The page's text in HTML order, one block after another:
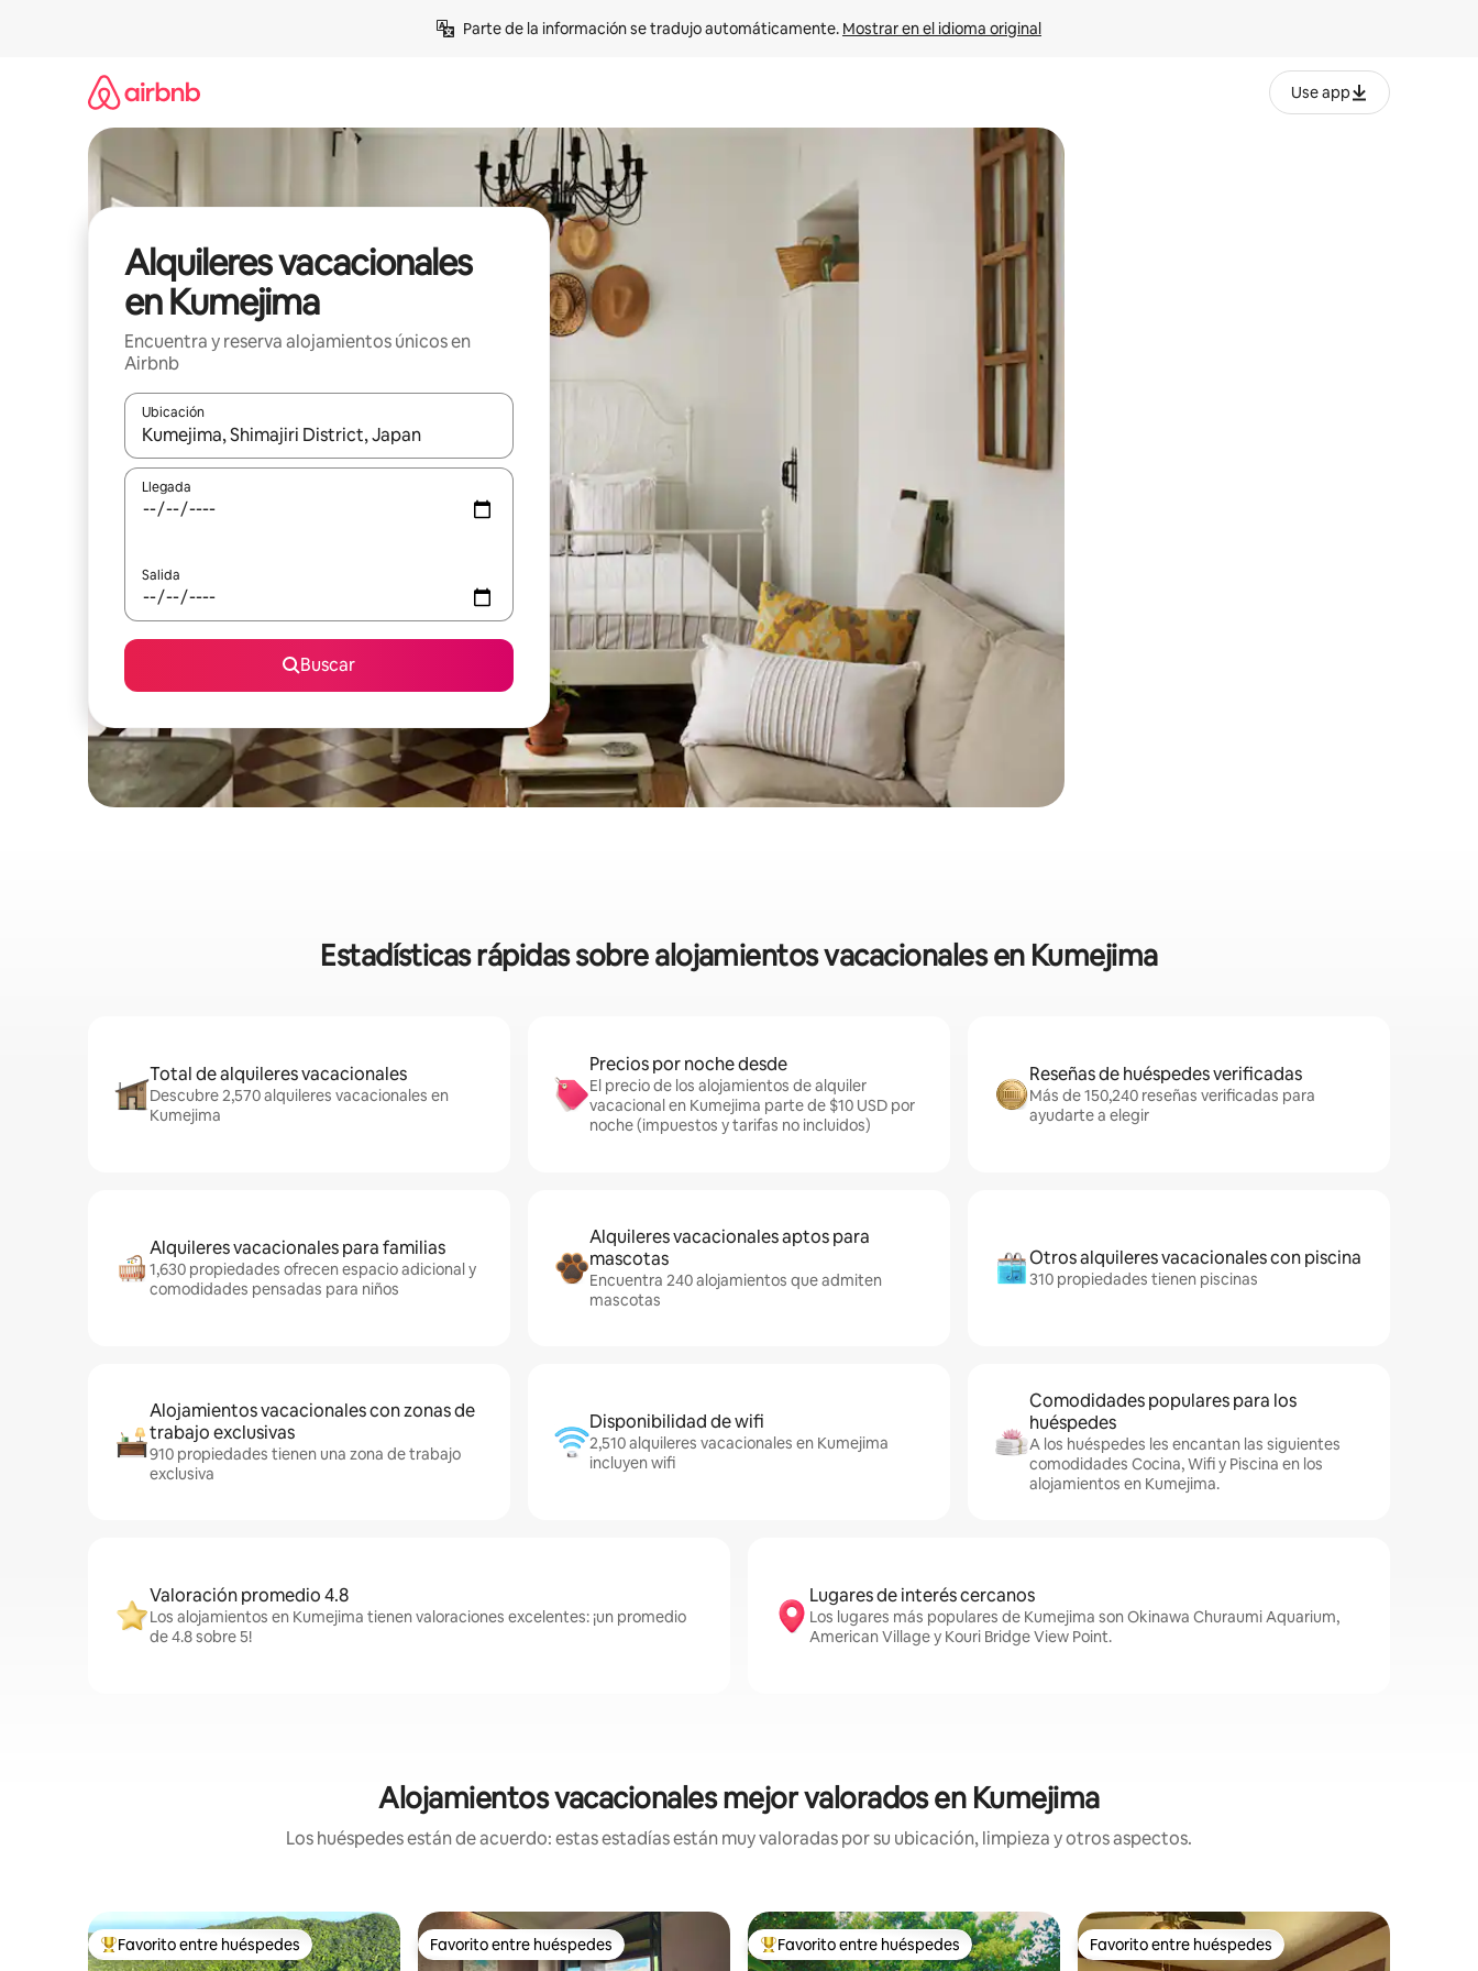
Parte de la información se tradujo automáticamente. Mostrar en el idioma original
Use app
Alquileres vacacionales
en Kumejima
Encuentra y reserva alojamientos únicos en
Airbnb
Ubicación
Cuando los resultados estén disponibles, navega con las teclas de flecha hacia arriba y hacia abajo o explora con el tacto o desliza el dedo.
Llegada
Salida
Buscar
Estadísticas rápidas sobre alojamientos vacacionales en Kumejima
Total de alquileres vacacionales
Descubre 2,570 alquileres vacacionales en
Kumejima
Precios por noche desde
El precio de los alojamientos de alquiler
vacacional en Kumejima parte de $10 USD por
noche (impuestos y tarifas no incluidos)
Reseñas de huéspedes verificadas
Más de 150,240 reseñas verificadas para
ayudarte a elegir
Alquileres vacacionales para familias
1,630 propiedades ofrecen espacio adicional y
comodidades pensadas para niños
Alquileres vacacionales aptos para
mascotas
Encuentra 240 alojamientos que admiten
mascotas
Otros alquileres vacacionales con piscina
310 propiedades tienen piscinas
Alojamientos vacacionales con zonas de
trabajo exclusivas
910 propiedades tienen una zona de trabajo
exclusiva
Disponibilidad de wifi
2,510 alquileres vacacionales en Kumejima
incluyen wifi
Comodidades populares para los
huéspedes
A los huéspedes les encantan las siguientes
comodidades Cocina, Wifi y Piscina en los
alojamientos en Kumejima.
Valoración promedio 4.8
Los alojamientos en Kumejima tienen valoraciones excelentes: ¡un promedio
de 4.8 sobre 5!
Lugares de interés cercanos
Los lugares más populares de Kumejima son Okinawa Churaumi Aquarium,
American Village y Kouri Bridge View Point.
Alojamientos vacacionales mejor valorados en Kumejima
Los huéspedes están de acuerdo: estas estadías están muy valoradas por su ubicación, limpieza y otros aspectos.
Favorito entre huéspedes preferido
Favorito entre huéspedes Favorito entre huéspedes
Favorito entre huéspedes Favorito entre huéspedes preferido
Favorito entre huéspedes Favorito entre huéspedes
Favorito entre huéspedes